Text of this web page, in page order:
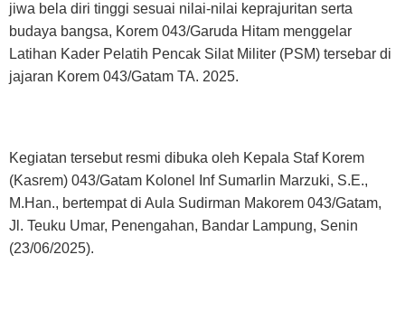
jiwa bela diri tinggi sesuai nilai-nilai keprajuritan serta
budaya bangsa, Korem 043/Garuda Hitam menggelar
Latihan Kader Pelatih Pencak Silat Militer (PSM) tersebar di
jajaran Korem 043/Gatam TA. 2025.
Kegiatan tersebut resmi dibuka oleh Kepala Staf Korem
(Kasrem) 043/Gatam Kolonel Inf Sumarlin Marzuki, S.E.,
M.Han., bertempat di Aula Sudirman Makorem 043/Gatam,
Jl. Teuku Umar, Penengahan, Bandar Lampung, Senin
(23/06/2025).